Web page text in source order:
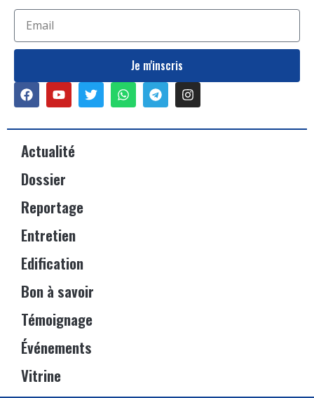
Je m'inscris
Actualité
Dossier
Reportage
Entretien
Edification
Bon à savoir
Témoignage
Événements
Vitrine